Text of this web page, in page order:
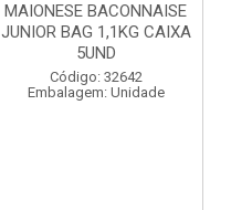
MAIONESE BACONNAISE
JUNIOR BAG 1,1KG CAIXA
5UND
Código: 32642
Embalagem: Unidade